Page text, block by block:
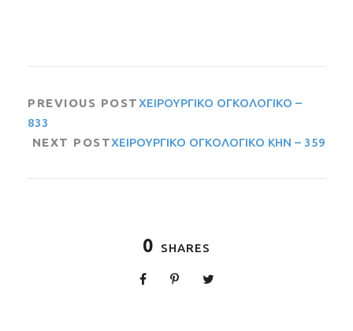
PREVIOUS POSTΧΕΙΡΟΥΡΓΙΚΟ ΟΓΚΟΛΟΓΙΚΟ –
833
NEXT POSTΧΕΙΡΟΥΡΓΙΚΟ ΟΓΚΟΛΟΓΙΚΟ ΚΗΝ – 359
0 SHARES